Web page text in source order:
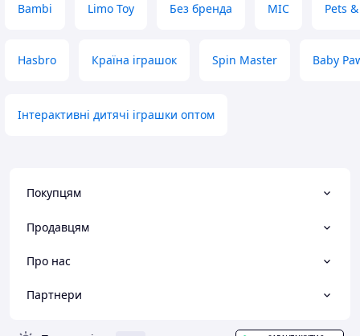
Bambi Limo Toy Без бренда MIC Pets
Hasbro Країна іграшок Spin Master Baby
Інтерактивні дитячі іграшки оптом
Покупцям
Продавцям
Про нас
Партнери